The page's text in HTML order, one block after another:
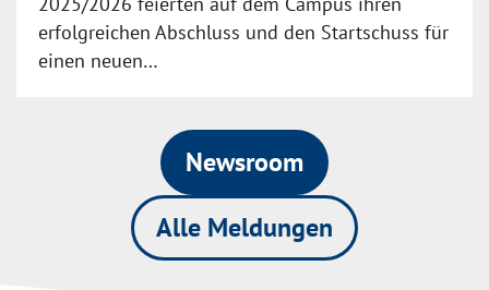
erfolgreichen Abschluss und den Startschuss für
einen neuen…
Newsroom
Alle Meldungen